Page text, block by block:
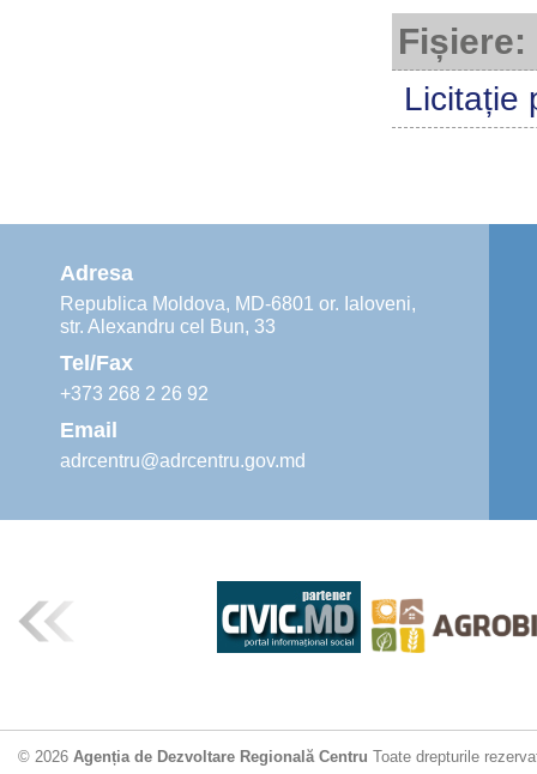
Fișiere:
Licitație
Adresa
Republica Moldova, MD-6801 or. Ialoveni,
str. Alexandru cel Bun, 33
Tel/Fax
+373 268 2 26 92
Email
adrcentru@adrcentru.gov.md
© 2026 Agenția de Dezvoltare Regională Centru Toate drepturile